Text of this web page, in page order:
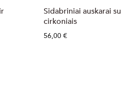
Sidabriniai auskarai
cirkoniais
56,00 €